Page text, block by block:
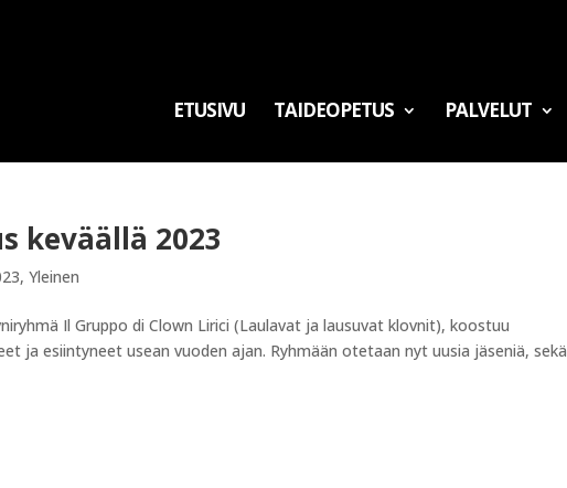
ETUSIVU TAIDEOPETUS PALVELUT
keväällä 2023
,Yleinen
Il Gruppo di Clown Lirici (Laulavat ja lausuvat klovnit), koostuu
ja esiintyneet usean vuoden ajan. Ryhmään otetaan nyt uusia jäseniä, sekä